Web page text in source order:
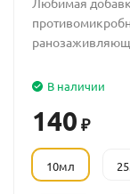
В наличии
140 ₽
10мл